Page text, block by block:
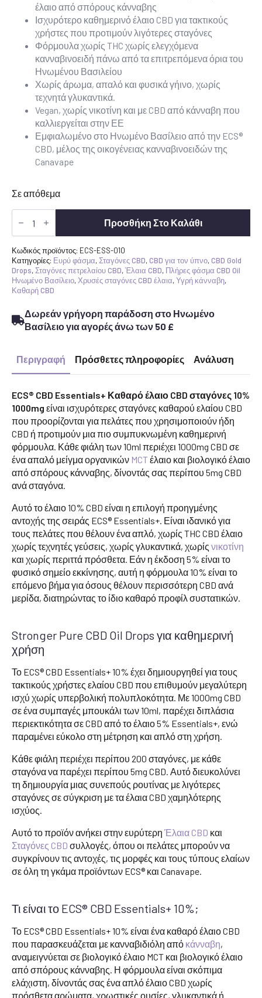
έλαιο από σπόρους κάνναβης
Ισχυρότερο καθημερινό έλαιο CBD για τακτικούς
χρήστες που προτιμούν λιγότερες σταγόνες
Φόρμουλα χωρίς THC χωρίς ελεγχόμενα
κανναβινοειδή πάνω από τα επιτρεπόμενα όρια του
Ηνωμένου Βασιλείου
Χωρίς άρωμα, απαλό και φυσικά γήινο, χωρίς
τεχνητά γλυκαντικά.
Vegan, χωρίς νικοτίνη και με CBD από κάνναβη που
καλλιεργείται στην ΕΕ
Εμφιαλωμένο στο Ηνωμένο Βασίλειο από την ECS®
CBD, μέλος της οικογένειας κανναβινοειδών της
Canavape
Σε απόθεμα
ECS®
CBD
Pure
CBD
Oil
Drops
10%
(1000mg)
10ml
ποσότητα
Προσθήκη Στο Καλάθι
Κωδικός προϊόντος: ECS-ESS-010
Κατηγορίες: Ευρύ φάσμα,Σταγόνες CBD,CBD για τον ύπνο,CBD Gold
Drops,Σταγόνες πετρελαίου CBD,Έλαια CBD, Πλήρες φάσμα CBD Oil
Ηνωμένο Βασίλειο, Χρυσές σταγόνες CBD έλαια,Υγρή κάνναβη,
Καθαρή CBD
Δωρεάν γρήγορη παράδοση στο Ηνωμένο
Βασίλειο για αγορές άνω των 50 £
Περιγραφή Πρόσθετες πληροφορίες Ανάλυση
ECS® CBD Essentials+ Καθαρό έλαιο CBD σταγόνες 10%
1000mg είναι ισχυρότερες σταγόνες καθαρού ελαίου CBD
που προορίζονται για πελάτες που χρησιμοποιούν ήδη
CBD ή προτιμούν μια πιο συμπυκνωμένη καθημερινή
φόρμουλα. Κάθε φιάλη των 10ml περιέχει 1000mg CBD σε
ένα απαλό μείγμα οργανικών MCTέλαιο και βιολογικό έλαιο
από σπόρους κάνναβης, δίνοντάς σας περίπου 5mg CBD
ανά σταγόνα.
Αυτό το έλαιο 10% CBD είναι η επιλογή προηγμένης
αντοχής της σειράς ECS® Essentials+. Είναι ιδανικό για
τους πελάτες που θέλουν ένα απλό, χωρίς THC CBD έλαιο
χωρίς τεχνητές γεύσεις, χωρίς γλυκαντικά, χωρίς νικοτίνη
και χωρίς περιττά πρόσθετα. Εάν η έκδοση 5% είναι το
φυσικό σημείο εκκίνησης, αυτή η φόρμουλα 10% είναι το
επόμενο βήμα για όσους θέλουν περισσότερη CBD ανά
μερίδα, διατηρώντας το ίδιο καθαρό προφίλ συστατικών.
Stronger Pure CBD Oil Drops για καθημερινή
χρήση
Το ECS® CBD Essentials+ 10% έχει δημιουργηθεί για τους
τακτικούς χρήστες ελαίου CBD που επιθυμούν μεγαλύτερη
ισχύ χωρίς υπερβολική πολυπλοκότητα. Με 1000mg CBD
σε ένα συμπαγές μπουκάλι των 10ml, παρέχει διπλάσια
περιεκτικότητα σε CBD από το έλαιο 5% Essentials+, ενώ
παραμένει εύκολο στη μέτρηση και απλό στη χρήση.
Κάθε φιάλη περιέχει περίπου 200 σταγόνες, με κάθε
σταγόνα να παρέχει περίπου 5mg CBD. Αυτό διευκολύνει
τη δημιουργία μιας συνεπούς ρουτίνας με λιγότερες
σταγόνες σε σύγκριση με τα έλαια CBD χαμηλότερης
ισχύος.
Αυτό το προϊόν ανήκει στην ευρύτερη Έλαια CBD και
Σταγόνες CBD συλλογές, όπου οι πελάτες μπορούν να
συγκρίνουν τις αντοχές, τις μορφές και τους τύπους ελαίων
σε όλη τη γκάμα προϊόντων ECS® και Canavape.
Τι είναι το ECS® CBD Essentials+ 10%;
Το ECS® CBD Essentials+ 10% είναι ένα καθαρό έλαιο CBD
που παρασκευάζεται με κανναβιδιόλη από κάνναβη,
αναμειγνύεται σε βιολογικό έλαιο MCT και βιολογικό έλαιο
από σπόρους κάνναβης. Η φόρμουλα είναι σκόπιμα
ελάχιστη, δίνοντάς σας ένα απλό έλαιο CBD χωρίς
πρόσθετα αρώματα, χρωστικές ουσίες, γλυκαντικά ή